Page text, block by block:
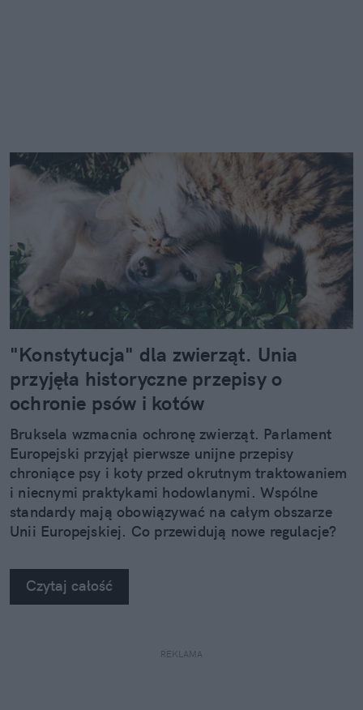
"Konstytucja" dla zwierząt. Unia
przyjęła historyczne przepisy o
ochronie psów i kotów
Bruksela wzmacnia ochronę zwierząt. Parlament
Europejski przyjął pierwsze unijne przepisy
chroniące psy i koty przed okrutnym traktowaniem
i niecnymi praktykami hodowlanymi. Wspólne
standardy mają obowiązywać na całym obszarze
Unii Europejskiej. Co przewidują nowe regulacje?
Czytaj całość
REKLAMA